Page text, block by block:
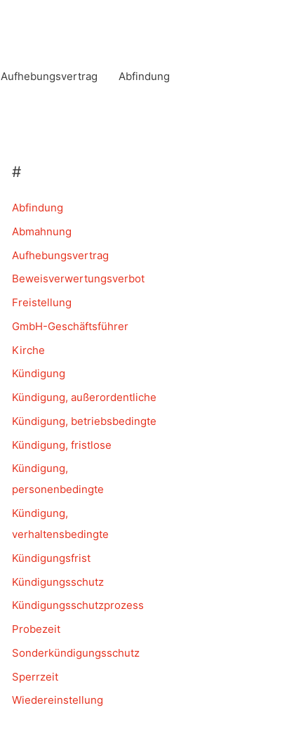
Aufhebungsvertrag Abfindung
#
Abfindung
Abmahnung
Aufhebungsvertrag
Beweisverwertungsverbot
Freistellung
GmbH-Geschäftsführer
Kirche
Kündigung
Kündigung, außerordentliche
Kündigung, betriebsbedingte
Kündigung, fristlose
Kündigung,
personenbedingte
Kündigung,
verhaltensbedingte
Kündigungsfrist
Kündigungsschutz
Kündigungsschutzprozess
Probezeit
Sonderkündigungsschutz
Sperrzeit
Wiedereinstellung